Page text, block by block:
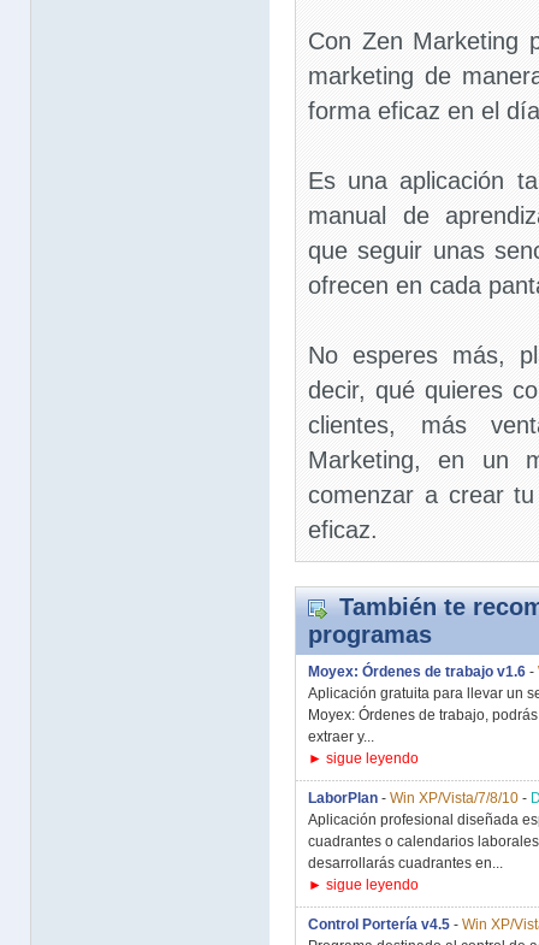
Con Zen Marketing
marketing de
forma eficaz en el
Es una aplicación
manual de
que seguir unas
ofrecen en cada
No esperes más,
decir, qué quieres
clientes, más
Marketing, en un
comenzar a crear
eficaz.
También te
programas
Moyex: Órdenes de trabajo v1.6 -
Aplicación gratuita para llevar un
Moyex: Órdenes de trabajo,
extraer y...
► sigue leyendo
LaborPlan - Win XP/Vista/7/8/10 -
Aplicación profesional diseñada
cuadrantes o calendarios
desarrollarás cuadrantes en...
► sigue leyendo
Control Portería v4.5 - Win XP/